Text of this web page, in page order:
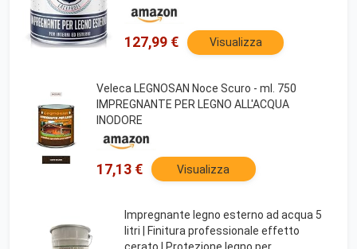
127,99 € Visualizza
Veleca LEGNOSAN Noce Scuro - ml. 750
IMPREGNANTE PER LEGNO ALL'ACQUA
INODORE
17,13 € Visualizza
Impregnante legno esterno ad acqua 5
litri | Finitura professionale effetto